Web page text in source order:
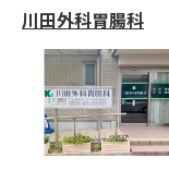
川田外科胃腸科